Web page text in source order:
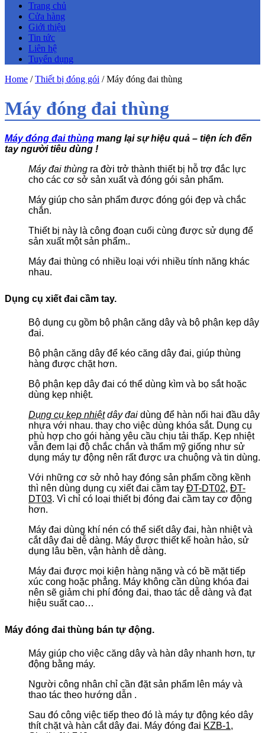
Trang chủ
Cửa hàng
Giới thiệu
Tin tức
Liên hệ
Tuyển dụng
Home /Thiết bị đóng gói / Máy đóng đai thùng
Máy đóng đai thùng
Máy đóng đai thùng mang lại sự hiệu quả – tiện ích đến
tay người tiêu dùng !
Máy đai thùng ra đời trở thành thiết bị hỗ trợ đắc lực
cho các cơ sở sản xuất và đóng gói sản phẩm.
Máy giúp cho sản phẩm được đóng gói đẹp và chắc
chắn.
Thiết bị này là công đoạn cuối cùng được sử dụng để
sản xuất một sản phẩm..
Máy đai thùng có nhiều loại với nhiều tính năng khác
nhau.
Dụng cụ xiết đai cầm tay.
Bộ dụng cụ gồm bộ phận căng dây và bộ phận kẹp dây
đai.
Bộ phận căng dây để kéo căng dây đai, giúp thùng
hàng được chặt hơn.
Bộ phận kẹp dây đai có thể dùng kìm và bọ sắt hoặc
dùng kẹp nhiệt.
Dụng cụ kẹp nhiệtdây đai dùng để hàn nối hai đầu dây
nhựa với nhau. thay cho việc dùng khóa sắt. Dụng cụ
phù hợp cho gói hàng yêu cầu chịu tải thấp. Kẹp nhiệt
vẫn đem lại độ chắc chắn và thẩm mỹ giống như sử
dụng máy tự động nên rất được ưa chuộng và tin dùng.
Với những cơ sở nhỏ hay đóng sản phẩm cồng kềnh
thì nên dùng dụng cụ xiết đai cầm tay ĐT-DT02, ĐT-
DT03. Vì chỉ có loại thiết bị đóng đai cầm tay cơ động
hơn.
Máy đai dùng khí nén có thể siết dây đai, hàn nhiệt và
cắt dây đai dễ dàng. Máy được thiết kế hoàn hảo, sử
dụng lâu bền, vận hành dễ dàng.
Máy đai được mọi kiện hàng nặng và có bề mặt tiếp
xúc cong hoặc phẳng. Máy không cần dùng khóa đai
nên sẽ giảm chi phí đóng đai, thao tác dễ dàng và đạt
hiệu suất cao…
Máy đóng đai thùng bán tự động.
Máy giúp cho việc căng dây và hàn dây nhanh hơn, tự
động bằng máy.
Người công nhân chỉ cần đặt sản phẩm lên máy và
thao tác theo hướng dẫn .
Sau đó công việc tiếp theo đó là máy tự động kéo dây
thít chặt và hàn cắt dây đai. Máy đóng đai KZB-1,